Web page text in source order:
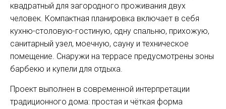
квадратный для загородного проживания двух
человек. Компактная планировка включает в себя
кухню-столовую-гостиную, одну спальню, прихожую,
санитарный узел, моечную, сауну и техническое
помещение. Снаружи на террасе предусмотрены зоны
барбекю и купели для отдыха.
Проект выполнен в современной интерпретации
традиционного дома: простая и чёткая форма